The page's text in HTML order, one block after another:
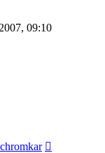
09:10
chromkar